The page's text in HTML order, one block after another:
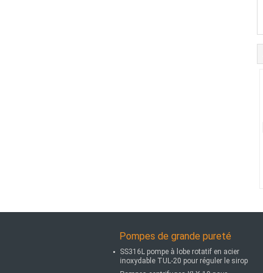
Pompes de grande pureté
SS316L pompe à lobe rotatif en acier
inoxydable TUL-20 pour réguler le sirop